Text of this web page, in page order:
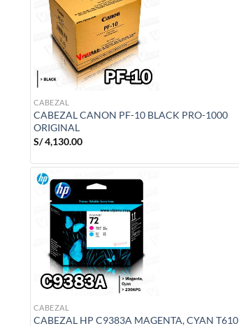
CABEZAL
CABEZAL CANON PF-10 BLACK PRO-1000
ORIGINAL
S/4,130.00
CABEZAL
CABEZAL HP C9383A MAGENTA, CYAN T610